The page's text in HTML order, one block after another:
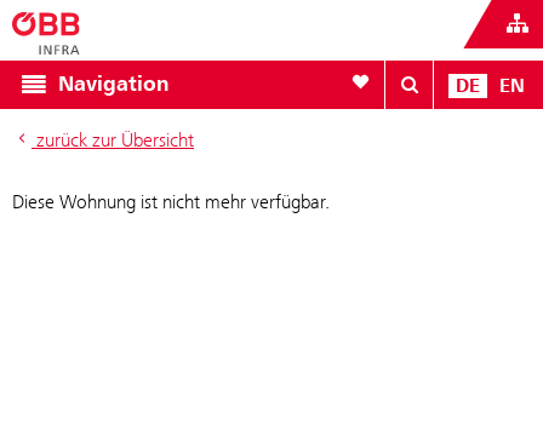
Navigation Zur Favoritenliste
DE EN
zurück zur Übersicht
Diese Wohnung ist nicht mehr verfügbar.